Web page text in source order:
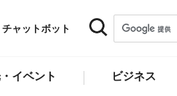
チャットボット
イベント ビジネス